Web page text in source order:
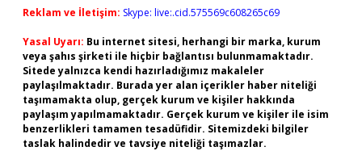
Reklam ve İletişim: Skype: live:.cid.575569c608265c69
Yasal Uyarı: Bu internet sitesi, herhangi bir marka, kurum
veya şahıs şirketi ile hiçbir bağlantısı bulunmamaktadır.
Sitede yalnızca kendi hazırladığımız makaleler
paylaşılmaktadır. Burada yer alan içerikler haber niteliği
taşımamakta olup, gerçek kurum ve kişiler hakkında
paylaşım yapılmamaktadır. Gerçek kurum ve kişiler ile isim
benzerlikleri tamamen tesadüfidir. Sitemizdeki bilgiler
taslak halindedir ve tavsiye niteliği taşımazlar.